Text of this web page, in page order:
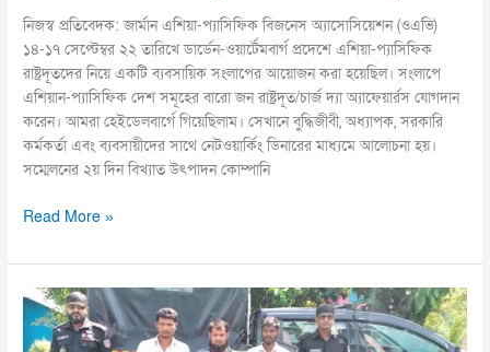
নিজস্ব প্রতিবেদক: জার্মান এশিয়া-প্যাসিফিক বিজনেস অ্যাসোসিয়েশন (ওএভি)
১৪-১৭ সেপ্টেম্বর ২২ তারিখে ডার্ডেন-ওয়ার্টেমবার্গ প্রদেশে এশিয়া-প্যাসিফিক
রাষ্ট্রদূতদের নিয়ে একটি ব্যবসায়িক সংলাপের আয়োজন করা হয়েছিল। সংলাপে
এশিয়ান-প্যাসিফিক দেশ সমূহের বারো জন রাষ্ট্রদূত/চার্জ দ্যা অ্যাফেয়ার্রস যোগদান
করেন। আমরা হেইডেলবার্গে গিয়েছিলাম। সেখানে বুদ্ধিজীবী, অধ্যাপক, সরকারি
কর্মকর্তা এবং ব্যবসায়ীদের সাথে নেটওয়ার্কিং ডিনারের মাধ্যমে আলোচনা হয়।
সম্মেলনের ২য় দিন বিখ্যাত উৎপাদন কোম্পানি
Read More »
পটুয়াখালীতে তামা,
এমএস
এঙ্গেল